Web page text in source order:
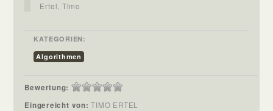
Ertel, Timo
KATEGORIEN:
Algorithmen
Bewertung:
Eingereicht von:TIMO ERTEL